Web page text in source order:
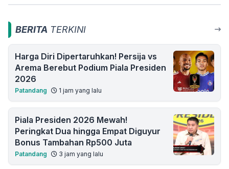
BERITA TERKINI
Harga Diri Dipertaruhkan! Persija vs
Arema Berebut Podium Piala Presiden
2026
Patandang 1 jam yang lalu
Piala Presiden 2026 Mewah!
Peringkat Dua hingga Empat Diguyur
Bonus Tambahan Rp500 Juta
Patandang 3 jam yang lalu